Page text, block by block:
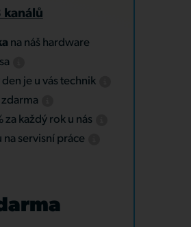
kanálů
na náš hardware
je u vás technik
zdarma
za každý rok u nás
na servisní práce